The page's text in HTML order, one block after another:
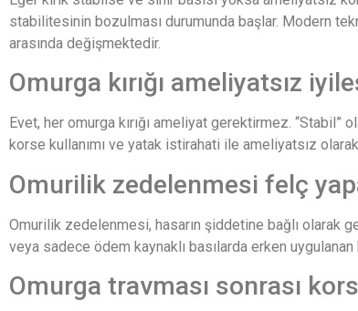
stabilitesinin bozulması durumunda başlar. Modern
arasında değişmektedir.
Omurga kırığı ameliyatsız
Evet, her omurga kırığı ameliyat gerektirmez. “Stabil”
korse kullanımı ve yatak istirahati ile ameliyatsız
Omurilik zedelenmesi felç
Omurilik zedelenmesi, hasarın şiddetine bağlı olarak
veya sadece ödem kaynaklı basılarda erken
Omurga travması sonrası